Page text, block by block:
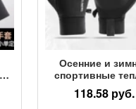
Осенние и
спортивные
перчатки для
активного
118.58 руб.